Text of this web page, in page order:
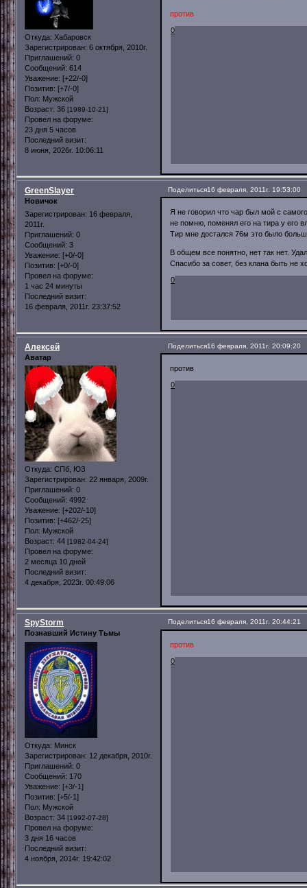
Откуда: Хабаровск
Зарегистрирован: 6 октября, 2010г.
Приглашений: 0
Сообщений: 614
Уважение: [+22/-0]
Позитив: [+7/-0]
Пол: Мужской
Возраст: 36 [1989-10-21]
Провел на форуме:
23 дня 5 часов
Последний визит:
8 июня, 2026г. 10:06:11
против
0
Поделиться16 февраля, 2011г. 19:53:00
GreenSlayer
Новичок
Зарегистрирован: 16 февраля,
2011г.
Приглашений: 0
Сообщений: 3
Уважение: [+0/-0]
Позитив: [+0/-0]
Провел на форуме:
1 час 24 минуты
Последний визит:
16 февраля, 2011г. 23:37:52
Я не говорил что чар был мой с
не помню, поменял его на тира у его
Тир мне достался 76м это было
В общем все понятно, нет так нет.
Спасибо за совет, без клана быть не
0
Поделиться16 февраля, 2011г. 20:09:20
Алексей
Аватар
Откуда: СПб, ЮЗ
Зарегистрирован: 22 января, 2009г.
Приглашений: 0
Сообщений: 4992
Уважение: [+202/-10]
Позитив: [+462/-25]
Пол: Мужской
Возраст: 44 [1982-04-24]
Провел на форуме:
2 месяца 10 дней
Последний визит:
4 декабря, 2023г. 00:49:06
против
0
Поделиться16 февраля, 2011г. 20:44:21
SpyStorm
Познавший Истину Тьмы
Откуда: Минск
Зарегистрирован: 12 декабря, 2010г.
Приглашений: 0
Сообщений: 170
Уважение: [+3/-1]
Позитив: [+5/-1]
Пол: Мужской
Возраст: 34 [1992-07-28]
Провел на форуме:
3 дня 16 часов
Последний визит:
4 ноября, 2014г. 19:42:02
против
0